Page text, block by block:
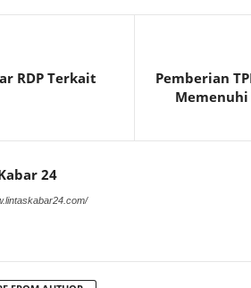
RDP Terkait
Pemberian
24